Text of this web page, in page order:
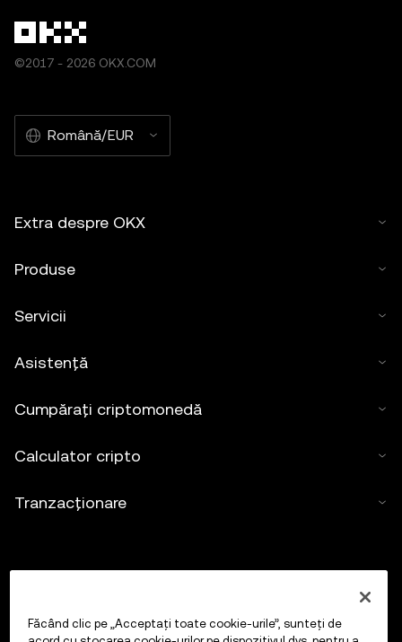
©2017 - 2026 OKX.COM
Română/EUR
Extra despre OKX
Produse
Servicii
Asistență
Cumpărați criptomonedă
Calculator cripto
Tranzacționare
Făcând clic pe „Acceptați toate cookie-urile”, sunteți de